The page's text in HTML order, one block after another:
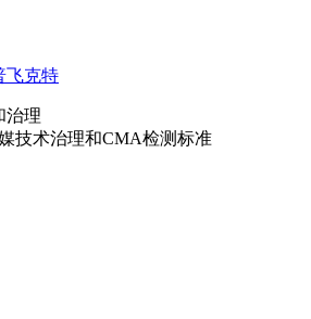
治理
技术治理和CMA检测标准